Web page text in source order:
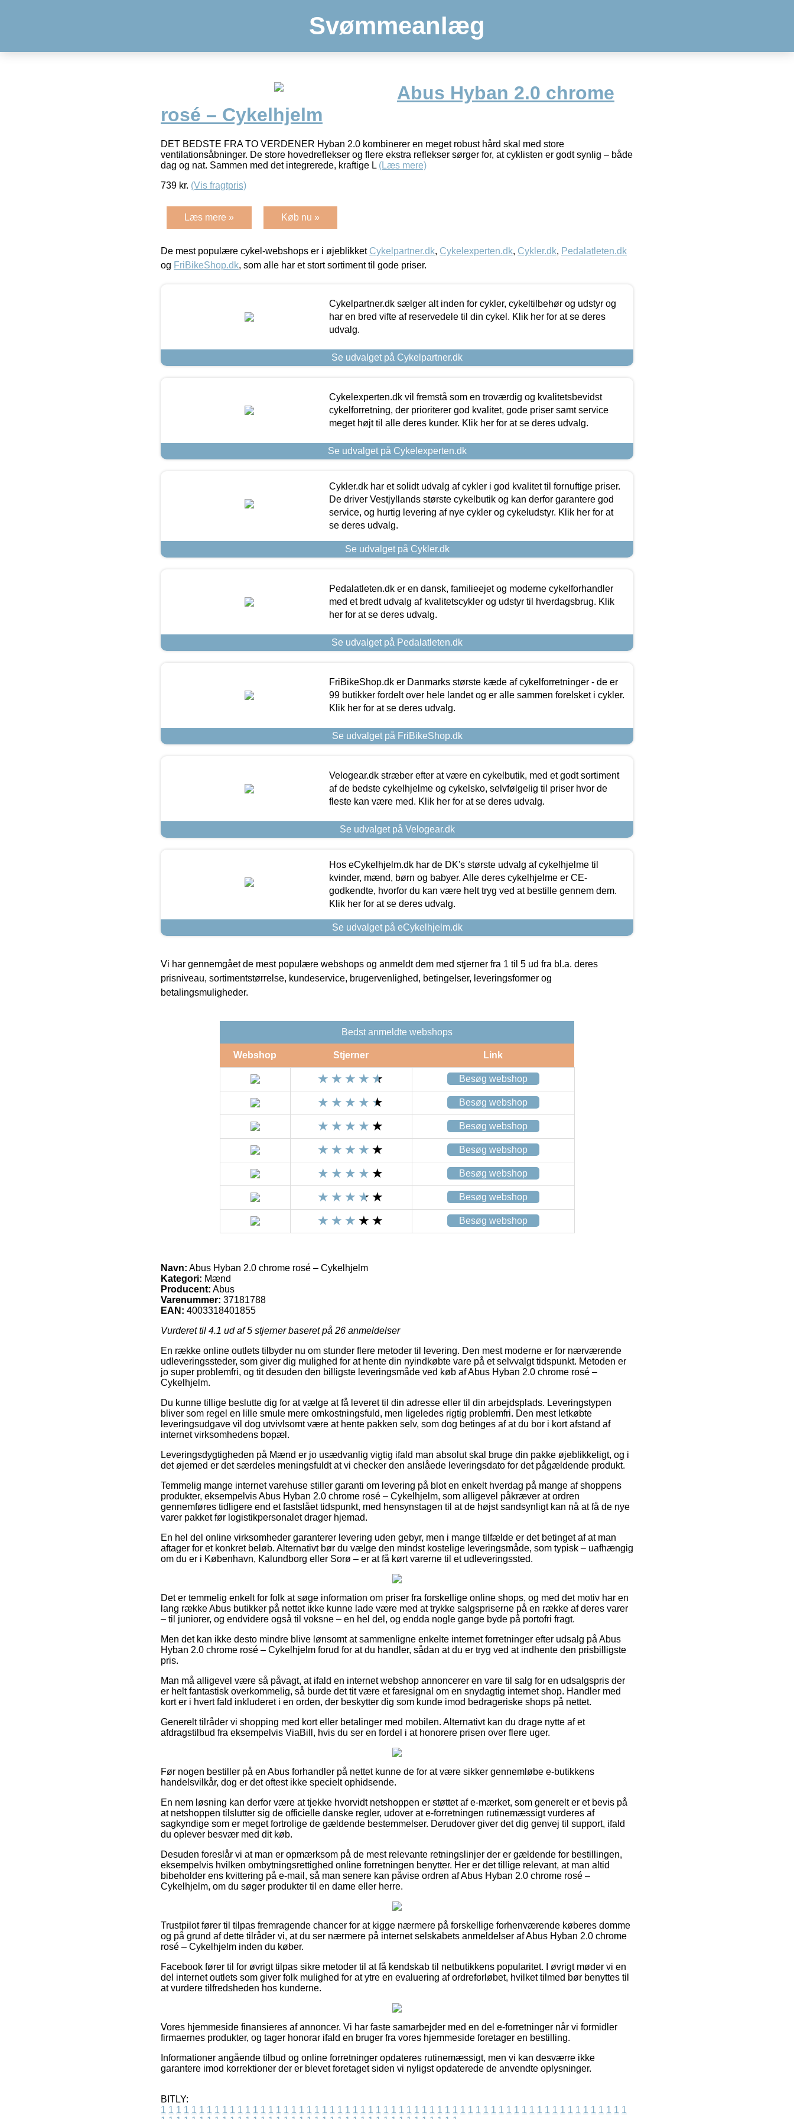
Svømmeanlæg
Abus Hyban 2.0 chrome
rosé – Cykelhjelm
DET BEDSTE FRA TO VERDENER Hyban 2.0 kombinerer en meget robust hård skal med store
ventilationsåbninger. De store hovedreflekser og flere ekstra reflekser sørger for, at cyklisten er godt synlig – både
dag og nat. Sammen med det integrerede, kraftige L (Læs mere)
739 kr. (Vis fragtpris)
Læs mere » Køb nu »
De mest populære cykel-webshops er i øjeblikket Cykelpartner.dk, Cykelexperten.dk, Cykler.dk, Pedalatleten.dk
og FriBikeShop.dk, som alle har et stort sortiment til gode priser.
Cykelpartner.dk sælger alt inden for cykler, cykeltilbehør og udstyr og
har en bred vifte af reservedele til din cykel. Klik her for at se deres
udvalg.
Se udvalget på Cykelpartner.dk
Cykelexperten.dk vil fremstå som en troværdig og kvalitetsbevidst
cykelforretning, der prioriterer god kvalitet, gode priser samt service
meget højt til alle deres kunder. Klik her for at se deres udvalg.
Se udvalget på Cykelexperten.dk
Cykler.dk har et solidt udvalg af cykler i god kvalitet til fornuftige priser.
De driver Vestjyllands største cykelbutik og kan derfor garantere god
service, og hurtig levering af nye cykler og cykeludstyr. Klik her for at
se deres udvalg.
Se udvalget på Cykler.dk
Pedalatleten.dk er en dansk, familieejet og moderne cykelforhandler
med et bredt udvalg af kvalitetscykler og udstyr til hverdagsbrug. Klik
her for at se deres udvalg.
Se udvalget på Pedalatleten.dk
FriBikeShop.dk er Danmarks største kæde af cykelforretninger - de er
99 butikker fordelt over hele landet og er alle sammen forelsket i cykler.
Klik her for at se deres udvalg.
Se udvalget på FriBikeShop.dk
Velogear.dk stræber efter at være en cykelbutik, med et godt sortiment
af de bedste cykelhjelme og cykelsko, selvfølgelig til priser hvor de
fleste kan være med. Klik her for at se deres udvalg.
Se udvalget på Velogear.dk
Hos eCykelhjelm.dk har de DK's største udvalg af cykelhjelme til
kvinder, mænd, børn og babyer. Alle deres cykelhjelme er CE-
godkendte, hvorfor du kan være helt tryg ved at bestille gennem dem.
Klik her for at se deres udvalg.
Se udvalget på eCykelhjelm.dk
Vi har gennemgået de mest populære webshops og anmeldt dem med stjerner fra 1 til 5 ud fra bl.a. deres
prisniveau, sortimentstørrelse, kundeservice, brugervenlighed, betingelser, leveringsformer og
betalingsmuligheder.
Bedst anmeldte webshops
Webshop Stjerner Link
Besøg webshop
Besøg webshop
Besøg webshop
Besøg webshop
Besøg webshop
Besøg webshop
Besøg webshop
Navn: Abus Hyban 2.0 chrome rosé – Cykelhjelm
Kategori: Mænd
Producent: Abus
Varenummer: 37181788
EAN: 4003318401855
Vurderet til 4.1 ud af 5 stjerner baseret på 26 anmeldelser
En række online outlets tilbyder nu om stunder flere metoder til levering. Den mest moderne er for nærværende
udleveringssteder, som giver dig mulighed for at hente din nyindkøbte vare på et selvvalgt tidspunkt. Metoden er
jo super problemfri, og tit desuden den billigste leveringsmåde ved køb af Abus Hyban 2.0 chrome rosé –
Cykelhjelm.
Du kunne tillige beslutte dig for at vælge at få leveret til din adresse eller til din arbejdsplads. Leveringstypen
bliver som regel en lille smule mere omkostningsfuld, men ligeledes rigtig problemfri. Den mest letkøbte
leveringsudgave vil dog utvivlsomt være at hente pakken selv, som dog betinges af at du bor i kort afstand af
internet virksomhedens bopæl.
Leveringsdygtigheden på Mænd er jo usædvanlig vigtig ifald man absolut skal bruge din pakke øjeblikkeligt, og i
det øjemed er det særdeles meningsfuldt at vi checker den anslåede leveringsdato for det pågældende produkt.
Temmelig mange internet varehuse stiller garanti om levering på blot en enkelt hverdag på mange af shoppens
produkter, eksempelvis Abus Hyban 2.0 chrome rosé – Cykelhjelm, som alligevel påkræver at ordren
gennemføres tidligere end et fastslået tidspunkt, med hensynstagen til at de højst sandsynligt kan nå at få de nye
varer pakket før logistikpersonalet drager hjemad.
En hel del online virksomheder garanterer levering uden gebyr, men i mange tilfælde er det betinget af at man
aftager for et konkret beløb. Alternativt bør du vælge den mindst kostelige leveringsmåde, som typisk – uafhængig
om du er i København, Kalundborg eller Sorø – er at få kørt varerne til et udleveringssted.
Det er temmelig enkelt for folk at søge information om priser fra forskellige online shops, og med det motiv har en
lang række Abus butikker på nettet ikke kunne lade være med at trykke salgspriserne på en række af deres varer
– til juniorer, og endvidere også til voksne – en hel del, og endda nogle gange byde på portofri fragt.
Men det kan ikke desto mindre blive lønsomt at sammenligne enkelte internet forretninger efter udsalg på Abus
Hyban 2.0 chrome rosé – Cykelhjelm forud for at du handler, sådan at du er tryg ved at indhente den prisbilligste
pris.
Man må alligevel være så påvagt, at ifald en internet webshop annoncerer en vare til salg for en udsalgspris der
er helt fantastisk overkommelig, så burde det tit være et faresignal om en snydagtig internet shop. Handler med
kort er i hvert fald inkluderet i en orden, der beskytter dig som kunde imod bedrageriske shops på nettet.
Generelt tilråder vi shopping med kort eller betalinger med mobilen. Alternativt kan du drage nytte af et
afdragstilbud fra eksempelvis ViaBill, hvis du ser en fordel i at honorere prisen over flere uger.
Før nogen bestiller på en Abus forhandler på nettet kunne de for at være sikker gennemløbe e-butikkens
handelsvilkår, dog er det oftest ikke specielt ophidsende.
En nem løsning kan derfor være at tjekke hvorvidt netshoppen er støttet af e-mærket, som generelt er et bevis på
at netshoppen tilslutter sig de officielle danske regler, udover at e-forretningen rutinemæssigt vurderes af
sagkyndige som er meget fortrolige de gældende bestemmelser. Derudover giver det dig genvej til support, ifald
du oplever besvær med dit køb.
Desuden foreslår vi at man er opmærksom på de mest relevante retningslinjer der er gældende for bestillingen,
eksempelvis hvilken ombytningsrettighed online forretningen benytter. Her er det tillige relevant, at man altid
bibeholder ens kvittering på e-mail, så man senere kan påvise ordren af Abus Hyban 2.0 chrome rosé –
Cykelhjelm, om du søger produkter til en dame eller herre.
Trustpilot fører til tilpas fremragende chancer for at kigge nærmere på forskellige forhenværende køberes domme
og på grund af dette tilråder vi, at du ser nærmere på internet selskabets anmeldelser af Abus Hyban 2.0 chrome
rosé – Cykelhjelm inden du køber.
Facebook fører til for øvrigt tilpas sikre metoder til at få kendskab til netbutikkens popularitet. I øvrigt møder vi en
del internet outlets som giver folk mulighed for at ytre en evaluering af ordreforløbet, hvilket tilmed bør benyttes til
at vurdere tilfredsheden hos kunderne.
Vores hjemmeside finansieres af annoncer. Vi har faste samarbejder med en del e-forretninger når vi formidler
firmaernes produkter, og tager honorar ifald en bruger fra vores hjemmeside foretager en bestilling.
Informationer angående tilbud og online forretninger opdateres rutinemæssigt, men vi kan desværre ikke
garantere imod korrektioner der er blevet foretaget siden vi nyligst opdaterede de anvendte oplysninger.
BITLY:
1 1 1 1 1 1 1 1 1 1 1 1 1 1 1 1 1 1 1 1 1 1 1 1 1 1 1 1 1 1 1 1 1 1 1 1 1 1 1 1 1 1 1 1 1 1 1 1 1 1 1 1 1 1 1 1 1 1 1 1 1